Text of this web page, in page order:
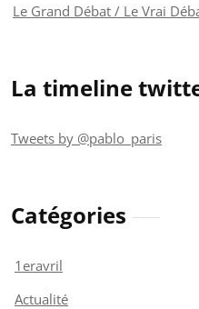
Le Grand Débat / Le Vrai
La timeline
Tweets by @pablo_paris
Catégories
1eravril
Actualité